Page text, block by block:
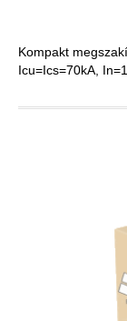
Kompakt
Icu=Ics=70kA,